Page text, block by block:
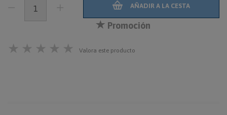
AÑADIR A LA CESTA
Promoción
★ ★ ★ ★ ★ Valora este producto